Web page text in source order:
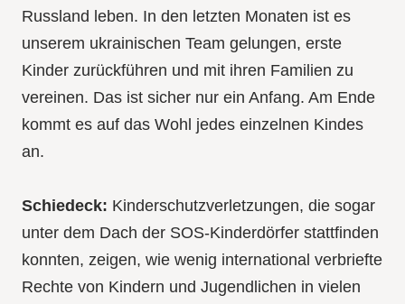
Russland leben. In den letzten Monaten ist es
unserem ukrainischen Team gelungen, erste
Kinder zurückführen und mit ihren Familien zu
vereinen. Das ist sicher nur ein Anfang. Am Ende
kommt es auf das Wohl jedes einzelnen Kindes
an.
Schiedeck: Kinderschutzverletzungen, die sogar
unter dem Dach der SOS-Kinderdörfer stattfinden
konnten, zeigen, wie wenig international verbriefte
Rechte von Kindern und Jugendlichen in vielen